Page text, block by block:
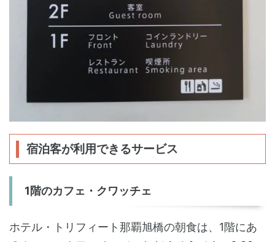
宿泊客が利用できるサービス
1階のカフェ・クワッチェ
ホテル・トリフィート那覇旭橋の朝食は、1階にあ